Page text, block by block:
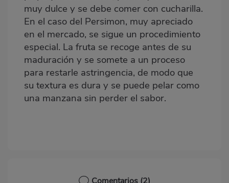
muy dulce y se debe comer con cucharilla.
En el caso del Persimon, muy apreciado
en el mercado, se sigue un procedimiento
especial. La fruta se recoge antes de su
maduración y se somete a un proceso
para restarle astringencia, de modo que
su textura es dura y se puede pelar como
una manzana sin perder el sabor.